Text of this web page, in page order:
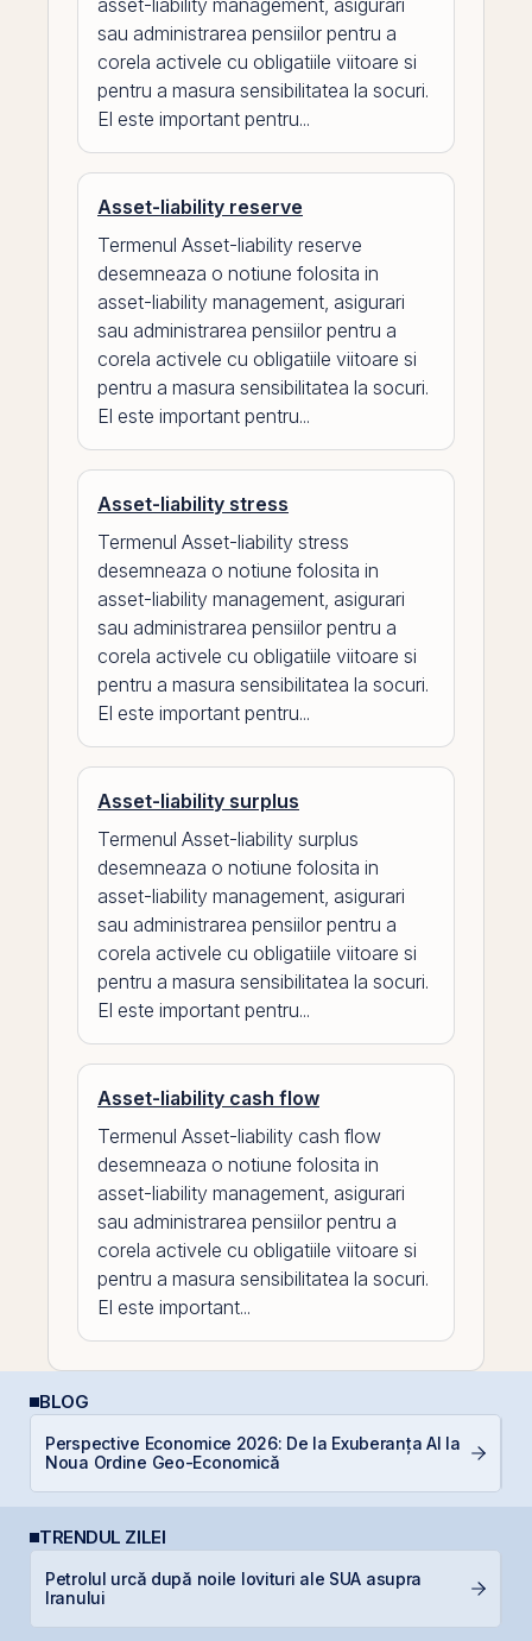
asset-liability management, asigurari
sau administrarea pensiilor pentru a
corela activele cu obligatiile viitoare si
pentru a masura sensibilitatea la socuri.
El este important pentru...
Asset-liability reserve
Termenul Asset-liability reserve
desemneaza o notiune folosita in
asset-liability management, asigurari
sau administrarea pensiilor pentru a
corela activele cu obligatiile viitoare si
pentru a masura sensibilitatea la socuri.
El este important pentru...
Asset-liability stress
Termenul Asset-liability stress
desemneaza o notiune folosita in
asset-liability management, asigurari
sau administrarea pensiilor pentru a
corela activele cu obligatiile viitoare si
pentru a masura sensibilitatea la socuri.
El este important pentru...
Asset-liability surplus
Termenul Asset-liability surplus
desemneaza o notiune folosita in
asset-liability management, asigurari
sau administrarea pensiilor pentru a
corela activele cu obligatiile viitoare si
pentru a masura sensibilitatea la socuri.
El este important pentru...
Asset-liability cash flow
Termenul Asset-liability cash flow
desemneaza o notiune folosita in
asset-liability management, asigurari
sau administrarea pensiilor pentru a
corela activele cu obligatiile viitoare si
pentru a masura sensibilitatea la socuri.
El este important...
BLOG
Perspective Economice 2026: De la Exuberanța AI la
Noua Ordine Geo-Economică
TRENDUL ZILEI
Petrolul urcă după noile lovituri ale SUA asupra
Iranului